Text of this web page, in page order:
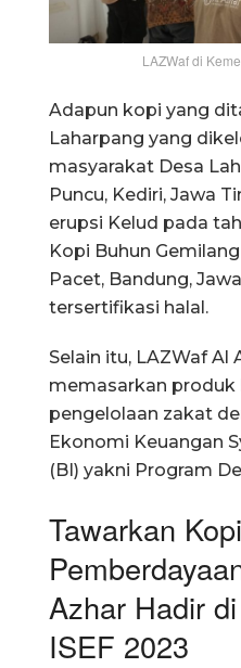
LAZWaf di
Adapun kopi yang
Laharpang yang
masyarakat Desa
Puncu, Kediri, Jawa
erupsi Kelud pada
Kopi Buhun
Pacet, Bandung,
tersertifikasi halal.
Selain itu, LAZWaf Al
memasarkan produk
pengelolaan zakat
Ekonomi Keuangan
(BI) yakni Program
Tawarkan
Azhar Hadir
ISEF 2023